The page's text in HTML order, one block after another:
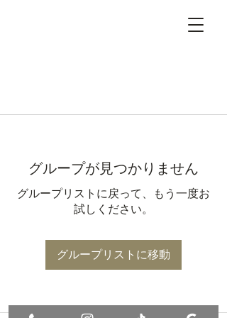
グループが見つかりません
グループリストに戻って、もう一度お
試しください。
グループリストに移動